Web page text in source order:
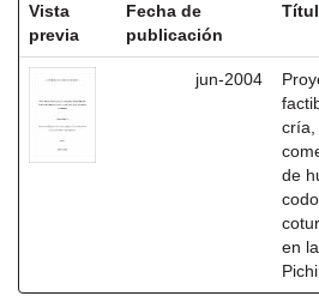
Vista
previa
Fecha de
publicación
jun-2004
cría,
de
en